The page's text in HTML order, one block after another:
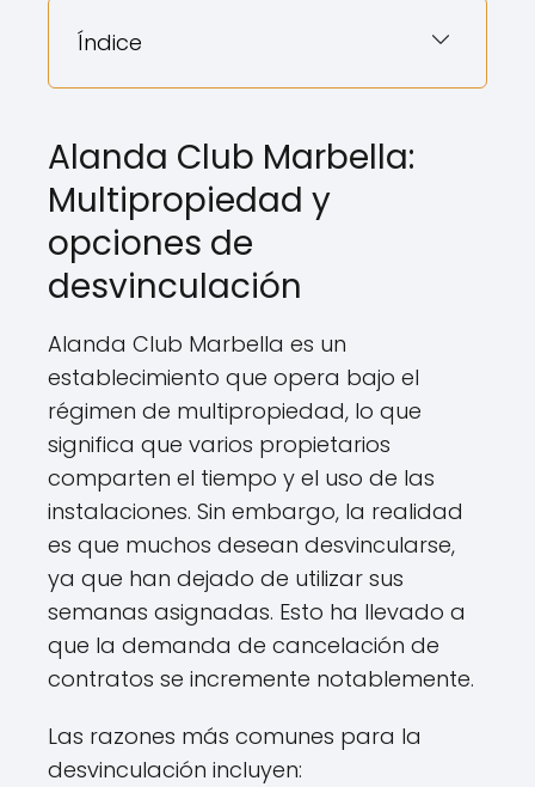
Índice
Alanda Club Marbella:
Multipropiedad y
opciones de
desvinculación
Alanda Club Marbella es un
establecimiento que opera bajo el
régimen de multipropiedad, lo que
significa que varios propietarios
comparten el tiempo y el uso de las
instalaciones. Sin embargo, la realidad
es que muchos desean desvincularse,
ya que han dejado de utilizar sus
semanas asignadas. Esto ha llevado a
que la demanda de cancelación de
contratos se incremente notablemente.
Las razones más comunes para la
desvinculación incluyen: